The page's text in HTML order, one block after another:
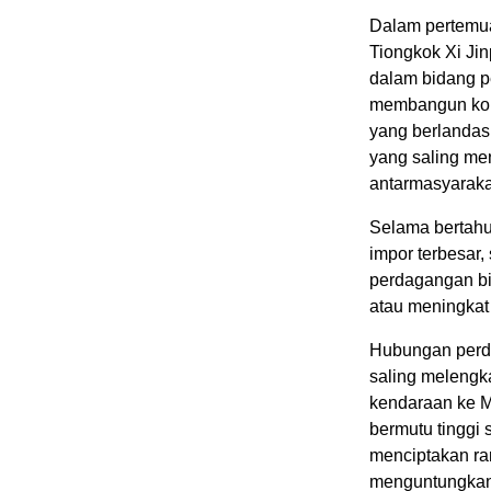
Dalam
Tiongkok Xi
dalam bidang
membangun
yang
yang saling
Selama
impor
perdagangan
atau
Hubungan
saling
kendaraan ke
bermutu tinggi
menciptakan